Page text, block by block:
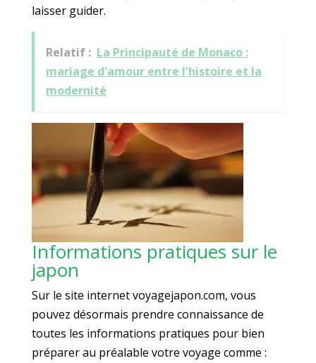
laisser guider.
Relatif : La Principauté de Monaco :
mariage d'amour entre l'histoire et la
modernité
Informations pratiques sur le
japon
Sur le site internet voyagejapon.com, vous
pouvez désormais prendre connaissance de
toutes les informations pratiques pour bien
préparer au préalable votre voyage comme :